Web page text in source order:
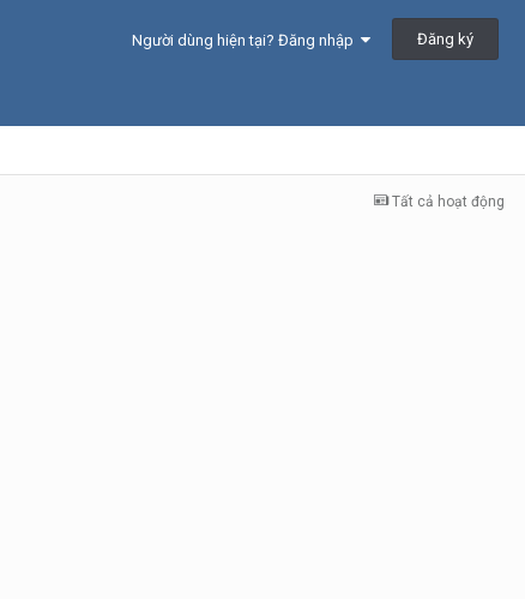
Người dùng hiện tại? Đăng nhập Đăng ký
Tất cả hoạt động